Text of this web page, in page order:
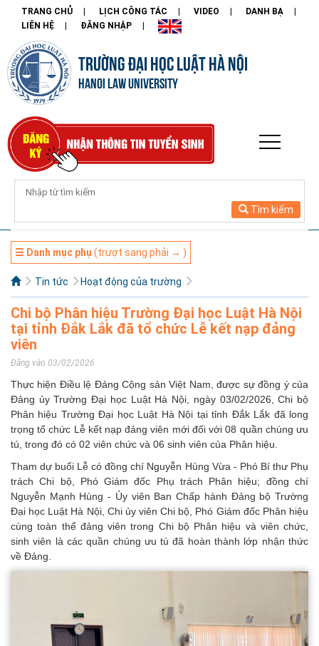
TRANG CHỦ LỊCH CÔNG TÁC VIDEO
DANH BẠ
LIÊN HỆ
ĐĂNG NHẬP
TRƯỜNG ĐẠI HỌC LUẬT HÀ NỘI
HANOI LAW UNIVERSITY
Tìm kiếm
☰ Danh mục phụ (trượt sang phải → )
Tin tức Hoạt động của trường
Chi bộ Phân hiệu Trường Đại học Luật Hà Nội
tại tỉnh Đắk Lắk đã tổ chức Lễ kết nạp đảng
viên
Đăng vào 03/02/2026
Thực hiện Điều lệ Đảng Cộng sản Việt Nam, được sự đồng ý của
Đảng ủy Trường Đại học Luật Hà Nội, ngày 03/02/2026, Chi bộ
Phân hiệu Trường Đại học Luật Hà Nội tại tỉnh Đắk Lắk đã long
trọng tổ chức Lễ kết nạp đảng viên mới đối với 08 quần chúng ưu
tú, trong đó có 02 viên chức và 06 sinh viên của Phân hiệu.
Tham dự buổi Lễ có đồng chí Nguyễn Hùng Vừa - Phó Bí thư Phụ
trách Chi bộ, Phó Giám đốc Phụ trách Phân hiệu; đồng chí
Nguyễn Mạnh Hùng - Ủy viên Ban Chấp hành Đảng bộ Trường
Đại học Luật Hà Nội, Chi ủy viên Chi bộ, Phó Giám đốc Phân hiệu
cùng toàn thể đảng viên trong Chi bộ Phân hiệu và viên chức,
sinh viên là các quần chúng ưu tú đã hoàn thành lớp nhận thức
về Đảng.